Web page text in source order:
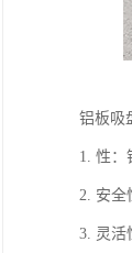
铝板吸
1. 性：
2. 安全
3. 灵活